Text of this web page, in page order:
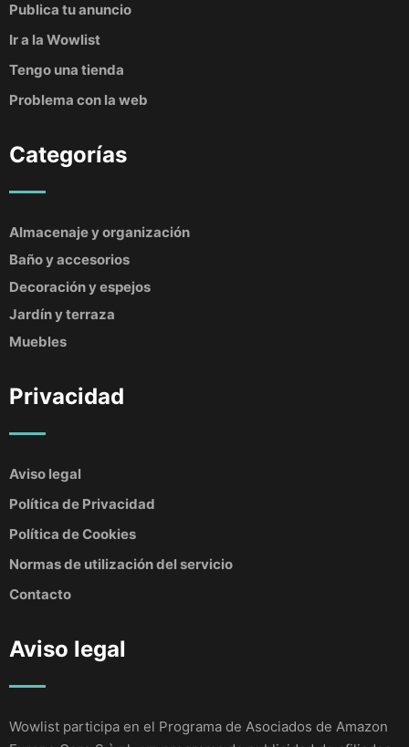
Publica tu anuncio
Ir a la Wowlist
Tengo una tienda
Problema con la web
Categorías
Almacenaje y organización
Baño y accesorios
Decoración y espejos
Jardín y terraza
Muebles
Privacidad
Aviso legal
Política de Privacidad
Política de Cookies
Normas de utilización del servicio
Contacto
Aviso legal
Wowlist participa en el Programa de Asociados de Amazon